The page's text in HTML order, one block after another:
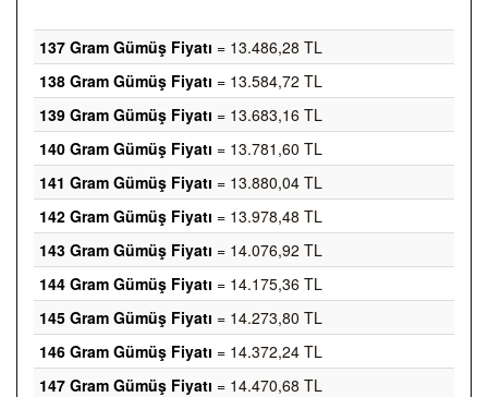
137 Gram Gümüş Fiyatı = 13.486,28 TL
138 Gram Gümüş Fiyatı = 13.584,72 TL
139 Gram Gümüş Fiyatı = 13.683,16 TL
140 Gram Gümüş Fiyatı = 13.781,60 TL
141 Gram Gümüş Fiyatı = 13.880,04 TL
142 Gram Gümüş Fiyatı = 13.978,48 TL
143 Gram Gümüş Fiyatı = 14.076,92 TL
144 Gram Gümüş Fiyatı = 14.175,36 TL
145 Gram Gümüş Fiyatı = 14.273,80 TL
146 Gram Gümüş Fiyatı = 14.372,24 TL
147 Gram Gümüş Fiyatı = 14.470,68 TL